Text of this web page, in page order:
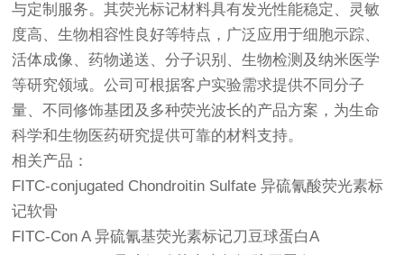
与定制服务。其荧光标记材料具有发光性能稳定、灵敏
度高、生物相容性良好等特点，广泛应用于细胞示踪、
活体成像、药物递送、分子识别、生物检测及纳米医学
等研究领域。公司可根据客户实验需求提供不同分子
量、不同修饰基团及多种荧光波长的产品方案，为生命
科学和生物医药研究提供可靠的材料支持。
相关产品：
FITC-conjugated Chondroitin Sulfate 异硫氰酸荧光素标
记软骨
FITC-Con A 异硫氰基荧光素标记刀豆球蛋白A